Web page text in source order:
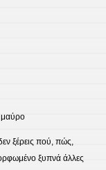
μαύρο
ξέρεις πού, πώς,
ξυπνά άλλες